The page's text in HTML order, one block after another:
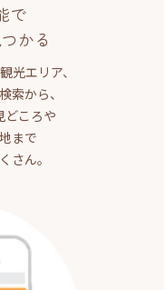
で
かる
光エリア、
索から、
どころや
まで
さん。